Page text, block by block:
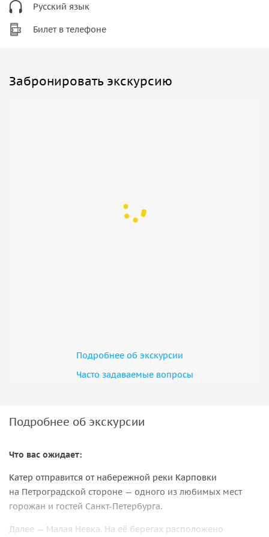
Русский язык
Билет в телефоне
Забронировать экскурсию
Подробнее об экскурсии
Часто задаваемые вопросы
Подробнее об экскурсии
Что вас ожидает:
Катер отправится от набережной реки Карповки
на Петроградской стороне — одного из любимых мест
горожан и гостей Санкт-Петербурга.
Далее — Малая Невка. На её берегах расположено